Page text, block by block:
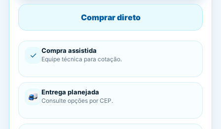
Comprar direto
✓ Compra assistida
Equipe técnica para cotação.
Entrega planejada
Consulte opções por CEP.